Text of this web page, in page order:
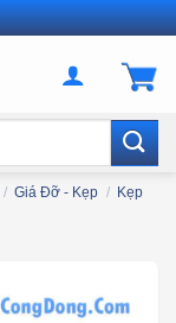
/ Giá Đỡ - Kẹp / Kẹp